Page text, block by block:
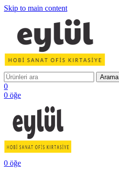
Skip to main content
Arama
0
0 öğe
0 öğe